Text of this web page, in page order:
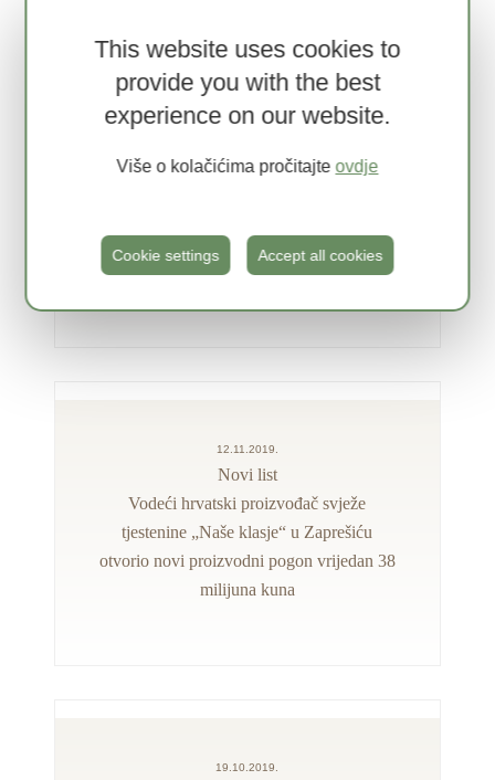
This website uses cookies to
provide you with the best
experience on our website.
Više o kolačićima pročitajteovdje
Cookie settings Accept all cookies
Lider
12.11.2019.
Novi list
Vodeći hrvatski proizvođač svježe
tjestenine „Naše klasje“ u Zaprešiću
otvorio novi proizvodni pogon vrijedan 38
milijuna kuna
19.10.2019.